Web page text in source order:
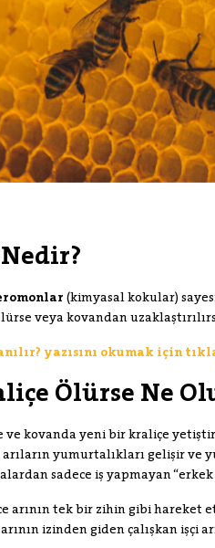
(kimyasal kokular)
veya kovandan
yazısını okumak için
Ölürse Ne
ve kovanda yeni bir kraliçe
arıların yumurtalıkları gelişir ve
sadece iş yapmayan
arının tek bir zihin gibi hareket
izinden giden çalışkan işçi